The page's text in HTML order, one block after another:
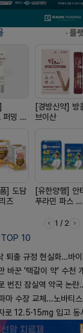
· 플
밍 크
[경방신약] 방
브이산
] 도담
즈
[유한양행] 안
푸라민 파스 시
1 / 2
10
퇴출 규정 현실화…바
바꾼 '택갈이 약' 수천
번진 잠실역 약국 논란…송파
마 수장 교체...노바티스
로 12.5·15mg 입고 동시